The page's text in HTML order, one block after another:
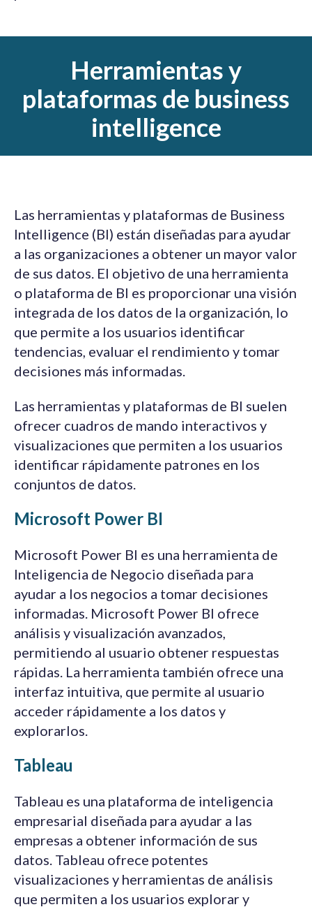
Herramientas y
plataformas de business
intelligence
Las herramientas y plataformas de Business
Intelligence (BI) están diseñadas para ayudar
a las organizaciones a obtener un mayor valor
de sus datos. El objetivo de una herramienta
o plataforma de BI es proporcionar una visión
integrada de los datos de la organización, lo
que permite a los usuarios identificar
tendencias, evaluar el rendimiento y tomar
decisiones más informadas.
Las herramientas y plataformas de BI suelen
ofrecer cuadros de mando interactivos y
visualizaciones que permiten a los usuarios
identificar rápidamente patrones en los
conjuntos de datos.
Microsoft Power BI
Microsoft Power BI es una herramienta de
Inteligencia de Negocio diseñada para
ayudar a los negocios a tomar decisiones
informadas. Microsoft Power BI ofrece
análisis y visualización avanzados,
permitiendo al usuario obtener respuestas
rápidas. La herramienta también ofrece una
interfaz intuitiva, que permite al usuario
acceder rápidamente a los datos y
explorarlos.
Tableau
Tableau es una plataforma de inteligencia
empresarial diseñada para ayudar a las
empresas a obtener información de sus
datos. Tableau ofrece potentes
visualizaciones y herramientas de análisis
que permiten a los usuarios explorar y